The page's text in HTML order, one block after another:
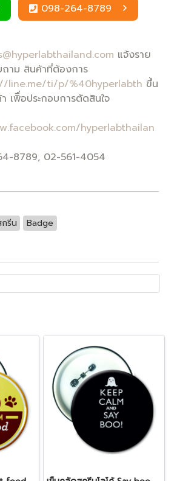
098-264-8789
แจ้งราย
าม สินค้าที่ต้องการ
line.me/ti/p/%40hyperlabth ขึ้น
เพิื่อประกอบการตัดสินใจ
hyperlabthailan
8789, 02-561-4054
รีน Badge